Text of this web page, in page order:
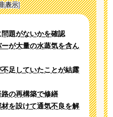
表示]
題がないかを確認
が大量の水蒸気を含ん
足していたことが結露
の再構築で修繕
を設けて通気不良を解